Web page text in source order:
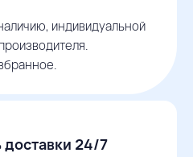
индивидуальной
доставки 24/7